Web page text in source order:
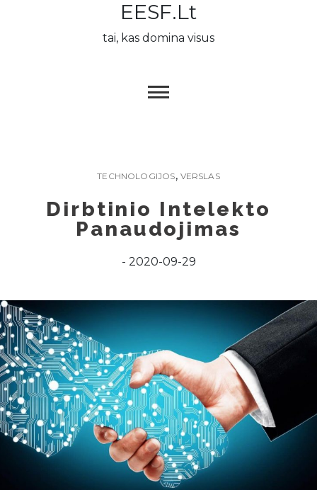
EESF.lt
tai, kas domina visus
TECHNOLOGIJOS, VERSLAS
Dirbtinio Intelekto
Panaudojimas
2020-09-29